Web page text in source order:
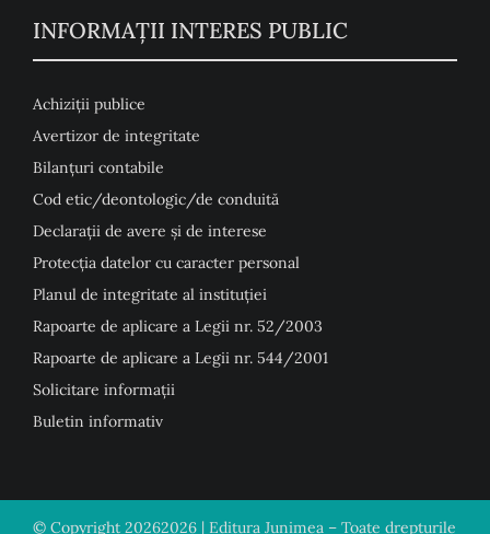
INFORMAȚII INTERES PUBLIC
Achiziții publice
Avertizor de integritate
Bilanțuri contabile
Cod etic/deontologic/de conduită
Declarații de avere și de interese
Protecția datelor cu caracter personal
Planul de integritate al instituției
Rapoarte de aplicare a Legii nr. 52/2003
Rapoarte de aplicare a Legii nr. 544/2001
Solicitare informații
Buletin informativ
© Copyright 20262026 | Editura Junimea – Toate drepturile